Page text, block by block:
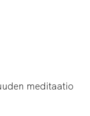
meditaatio